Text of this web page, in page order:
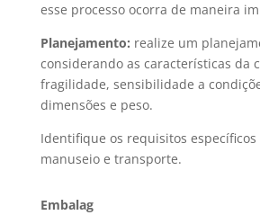
esse processo ocorra de maneira
Planejamento: realize um
considerando as características da
fragilidade, sensibilidade a
dimensões e peso.
Identifique os requisitos
manuseio e transporte.
Embalag